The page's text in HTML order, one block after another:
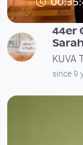
44er
KUVA
since 9